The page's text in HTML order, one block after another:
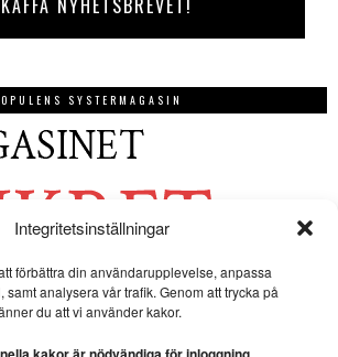
Integritetsinställningar
förbättra din användarupplevelse, anpassa
analysera vår trafik. Genom att trycka på
du att vi använder kakor.
OPULENS SYSTERMAGASIN